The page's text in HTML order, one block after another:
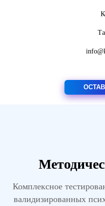
Комплексное
валидизированных